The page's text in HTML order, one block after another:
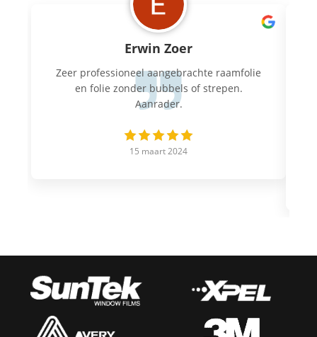
Erwin Zoer
Zeer professioneel aangebrachte raamfolie
en folie zonder bubbels of strepen.
Aanrader.
15 maart 2024